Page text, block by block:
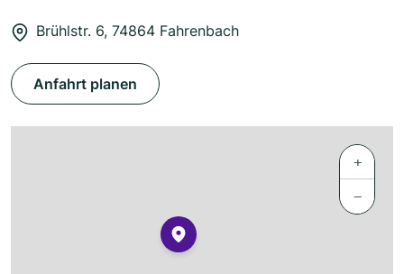
Brühlstr. 6, 74864 Fahrenbach
Anfahrt planen
+
−